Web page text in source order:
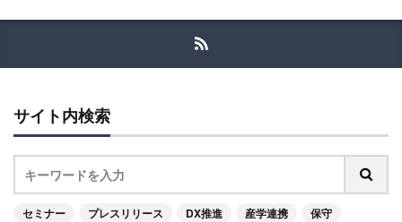
サイト内検索
セミナー プレスリリース DX推進 産学連携 保守